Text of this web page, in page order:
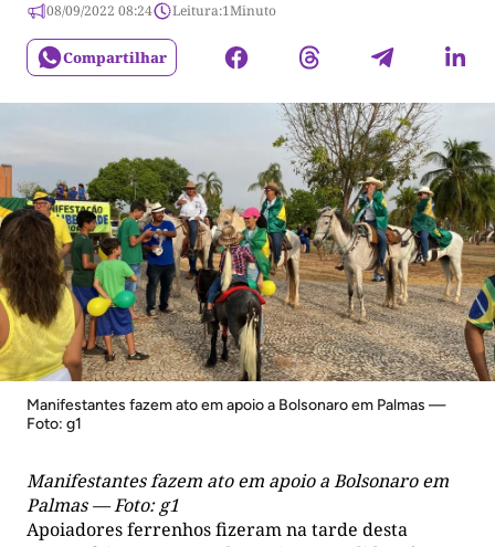
08/09/2022 08:24 Leitura:1Minuto
Compartilhar
Manifestantes fazem ato em apoio a Bolsonaro em Palmas —
Foto: g1
Manifestantes fazem ato em apoio a Bolsonaro em
Palmas — Foto: g1
Apoiadores ferrenhos fizeram na tarde desta